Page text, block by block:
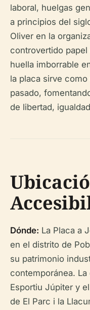
laboral, huelgas
a principios del
Oliver en la
controvertido
huella imborrable
la placa sirve
pasado,
de libertad,
Dónde: La Placa a
en el distrito de
su patrimonio
contemporánea.
Esportiu Júpiter y
de El Parc i la